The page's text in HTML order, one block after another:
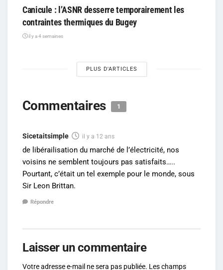
Canicule : l’ASNR desserre temporairement les
contraintes thermiques du Bugey
il y a 4 semaines
PLUS D'ARTICLES
Commentaires 1
Sicetaitsimple il y a 12 ans
de libérailisation du marché de l’électricité, nos
voisins ne semblent toujours pas satisfaits…..
Pourtant, c’était un tel exemple pour le monde, sous
Sir Leon Brittan.
Répondre
Laisser un commentaire
Votre adresse e-mail ne sera pas publiée. Les champs